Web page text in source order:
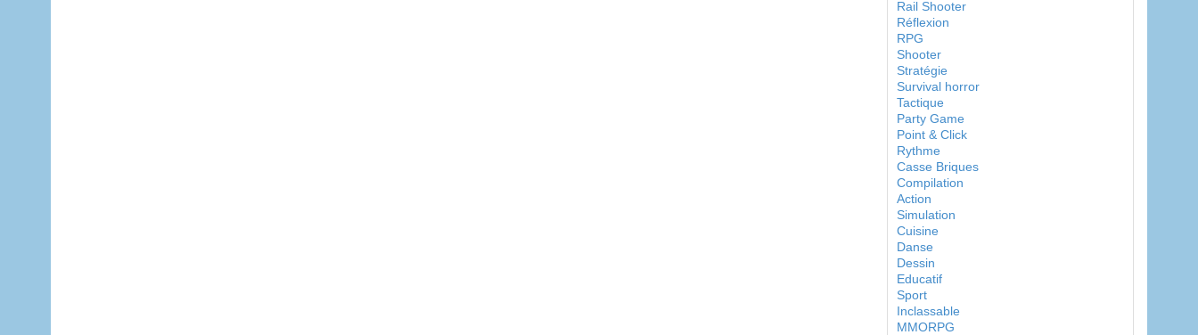
Rail Shooter
Réflexion
RPG
Shooter
Stratégie
Survival horror
Tactique
Party Game
Point & Click
Rythme
Casse Briques
Compilation
Action
Simulation
Cuisine
Danse
Dessin
Educatif
Sport
Inclassable
MMORPG